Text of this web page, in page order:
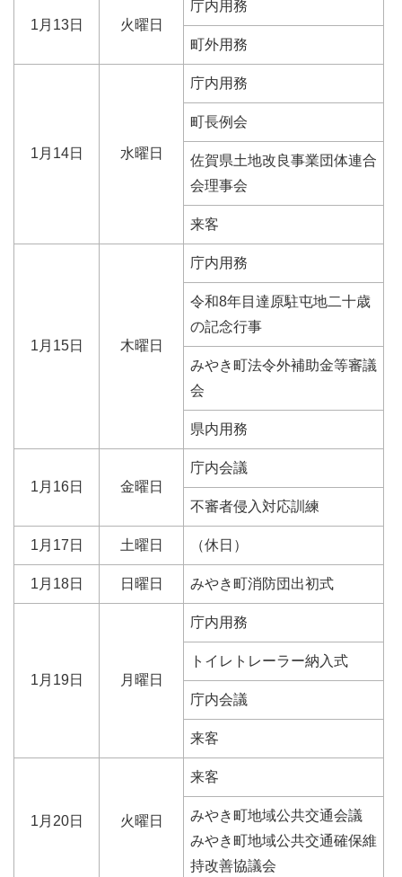
1月13日 火曜日
庁内用務
町外用務
1月14日 水曜日
庁内用務
町長例会
佐賀県土地改良事業団体連合
会理事会
来客
1月15日 木曜日
庁内用務
令和8年目達原駐屯地二十歳
の記念行事
みやき町法令外補助金等審議
会
県内用務
1月16日 金曜日
庁内会議
不審者侵入対応訓練
1月17日 土曜日 （休日）
1月18日 日曜日 みやき町消防団出初式
1月19日 月曜日
庁内用務
トイレトレーラー納入式
庁内会議
来客
1月20日 火曜日
来客
みやき町地域公共交通会議
みやき町地域公共交通確保維
持改善協議会